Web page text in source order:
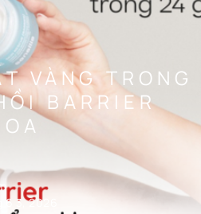
VÀNG TRONG
BARRIER
6 3, 2026